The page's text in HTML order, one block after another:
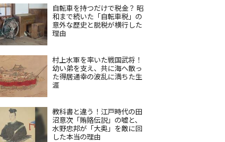
自転車を持つだけで税金？ 昭
和まで続いた「自転車税」の
意外な歴史と脱税が横行した
理由
村上水軍を率いた戦国武将！
幼い弟を支え、共に海へ散っ
た得居通幸の波乱に満ちた生
涯
教科書と違う！江戸時代の田
沼意次「賄賂伝説」の嘘と、
水野忠邦が「大奥」を敵に回
した本当の理由